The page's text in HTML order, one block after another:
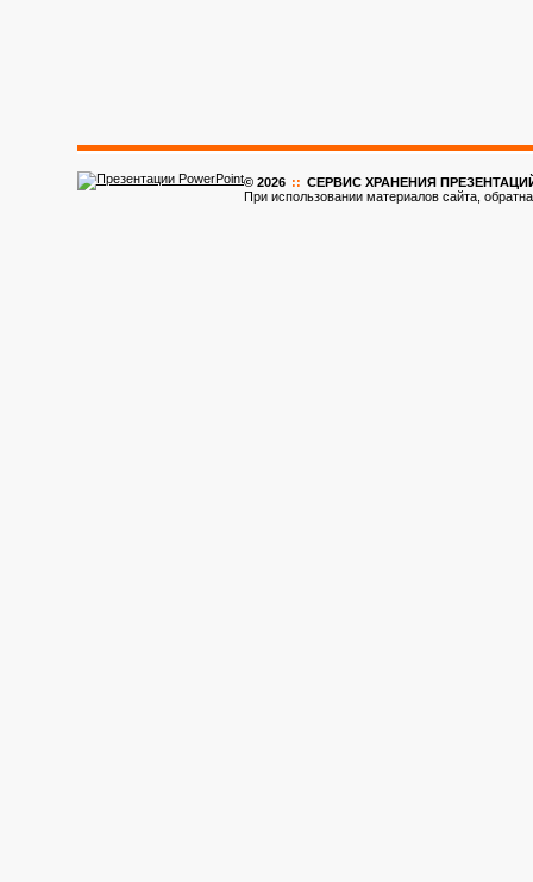
© 2026 :: CЕРВИС ХРАНЕНИЯ ПРЕЗЕНТАЦИЙ
При использовании материалов сайта,